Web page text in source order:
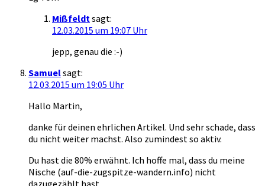
Mißfeldt sagt:
12.03.2015 um 19:07 Uhr
jepp, genau die :-)
Samuelsagt:
12.03.2015 um 19:05 Uhr
Hallo Martin,
danke für deinen ehrlichen Artikel. Und sehr schade, dass
du nicht weiter machst. Also zumindest so aktiv.
Du hast die 80% erwähnt. Ich hoffe mal, dass du meine
Nische (auf-die-zugspitze-wandern.info) nicht
dazugezählt hast.